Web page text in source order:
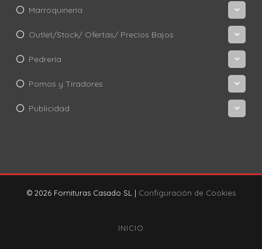
Marroquinería
Outlet/Stock/ Ofertas/ Precios Bajos
Pedrería
Pomos y Tiradores
Publicidad
© 2026 Fornituras Casado SL | Configuración de Cookies
INICIO